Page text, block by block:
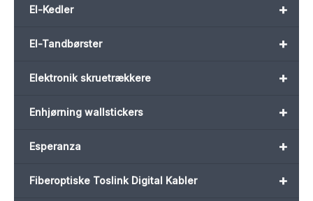
+
El-Kedler
+
El-Tandbørster
+
Elektronik skruetrækkere
+
Enhjørning wallstickers
+
Esperanza
+
Fiberoptiske Toslink Digital Kabler